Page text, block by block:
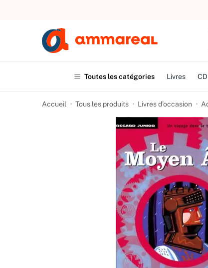
UN
Toutes les catégories Livres CD
Accueil Tous les produits Livres d’occasion